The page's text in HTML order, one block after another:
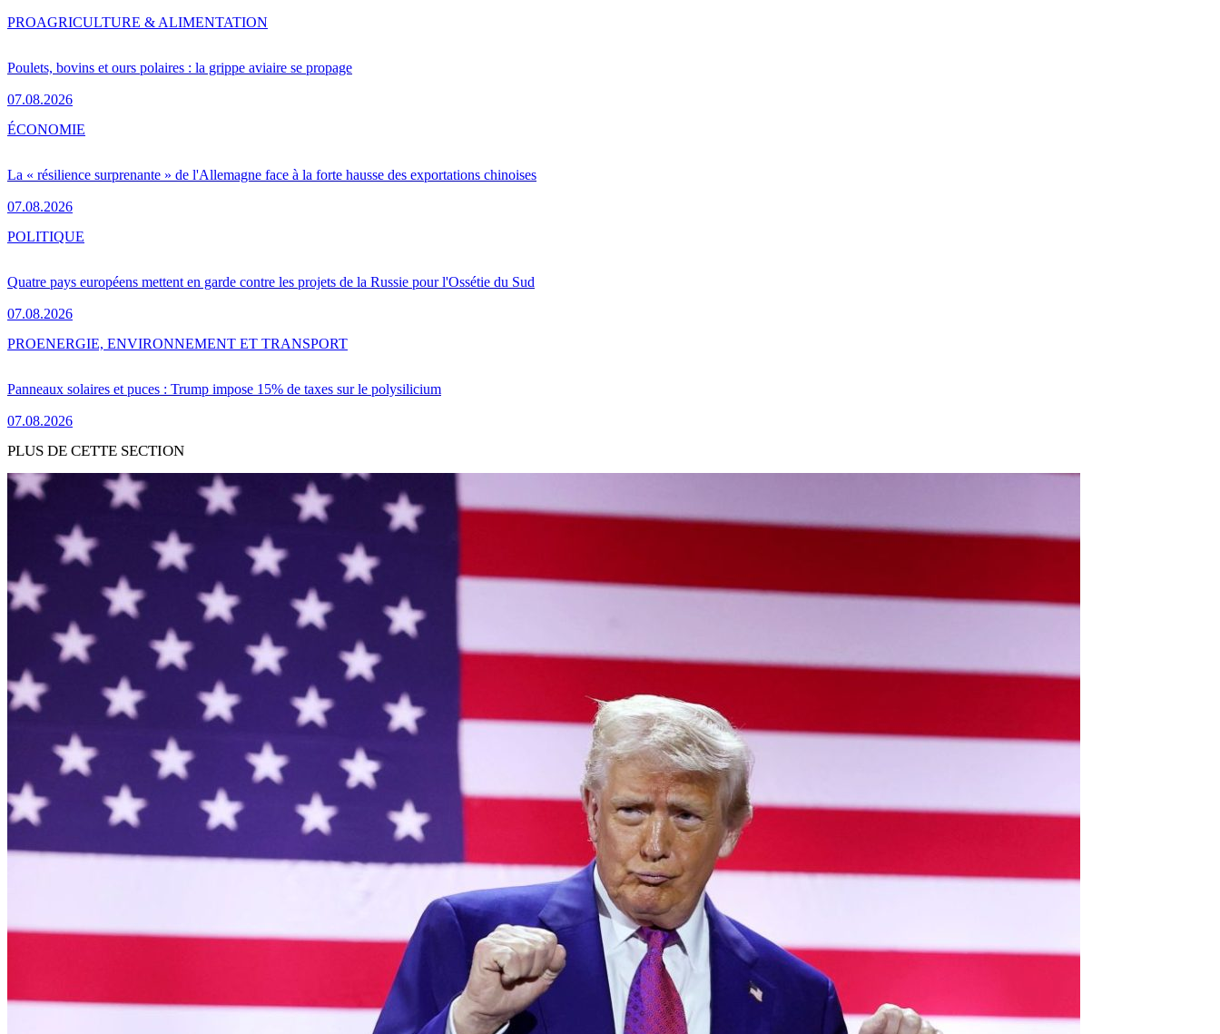
Poulets, bovins et ours polaires : la grippe aviaire se propage
07.08.2026
PROAGRICULTURE & ALIMENTATION
La « résilience surprenante » de l'Allemagne face à la forte hausse des exportations chinoises
07.08.2026
ÉCONOMIE
Quatre pays européens mettent en garde contre les projets de la Russie pour l'Ossétie du Sud
07.08.2026
POLITIQUE
Panneaux solaires et puces : Trump impose 15% de taxes sur le polysilicium
07.08.2026
PROENERGIE, ENVIRONNEMENT ET TRANSPORT
PLUS DE CETTE SECTION